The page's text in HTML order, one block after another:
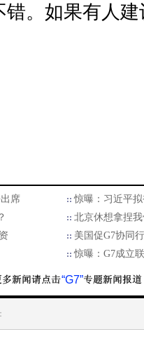
错。如果有人
席
惊曝：习近平
北京休想拿捏
美国促G7协同
惊曝：G7成立
“G7”